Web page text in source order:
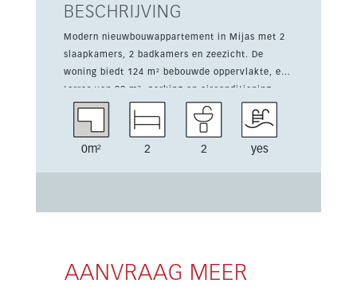
BESCHRIJVING
Modern nieuwbouwappartement in Mijas met 2
slaapkamers, 2 badkamers en zeezicht. De
woning biedt 124 m² bebouwde oppervlakte, een
terras van 22 m², parking en airconditioning.
Gelegen in een bergachtige oase dicht bij de
stad, is het project ontworpen voor comfortabel
start vanaf 648.000 euro, exclusief 10% btw,
moderne woning op een gewilde locatie aan de
Costa del Sol.
0m² 2 2 yes
AANVRAAG MEER